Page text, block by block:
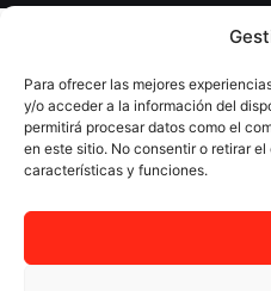
Para ofrecer las mejores
y/o acceder a la información del
permitirá procesar datos como el
en este sitio. No consentir o retirar
características y funciones.